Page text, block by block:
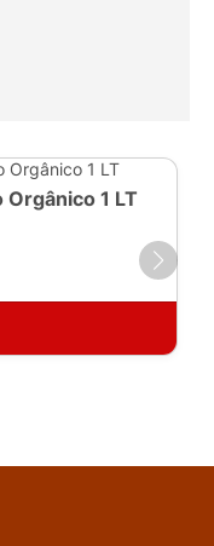
Orgânico 1 LT